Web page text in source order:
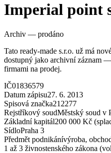
Imperial point
Archiv — prodáno
Tato ready-made s.r.o. už má
dostupný jako archivní záznam
firmami na prodej.
IČ01836579
Datum zápisu27. 6. 2013
Spisová značka212277
Rejstříkový soudMěstský soud v
Základní kapitál200 000 Kč
SídloPraha 3
Předmět podnikánívýroba,
1 až 3 živnostenského zákona